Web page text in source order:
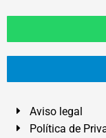
Aviso legal
Política de